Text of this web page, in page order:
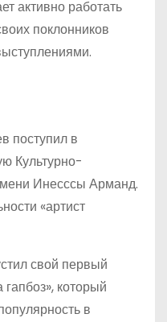
активно работать
поклонников
поступил в
Культурно-
Инесссы Арманд.
«артист
свой первый
который
в